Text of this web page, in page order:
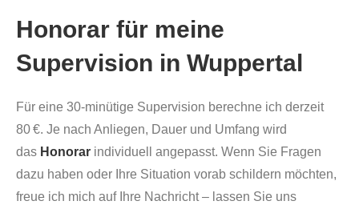
Honorar für meine
Supervision in Wuppertal
Für eine 30-minütige Supervision berechne ich derzeit
80 €. Je nach Anliegen, Dauer und Umfang wird
das Honorar individuell angepasst. Wenn Sie Fragen
dazu haben oder Ihre Situation vorab schildern möchten,
freue ich mich auf Ihre Nachricht – lassen Sie uns